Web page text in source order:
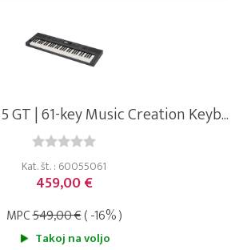
GT | 61-key Music Creation Keyb...
Kat. št. : 60055061
459,00 €
MPC549,00 €( -16% )
Takoj na voljo